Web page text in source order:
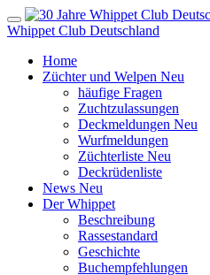
Whippet Club Deutschland
Home
Züchter und Welpen Neu
häufige Fragen
Zuchtzulassungen
Deckmeldungen Neu
Wurfmeldungen
Züchterliste Neu
Deckrüdenliste
News Neu
Der Whippet
Beschreibung
Rassestandard
Geschichte
Buchempfehlungen